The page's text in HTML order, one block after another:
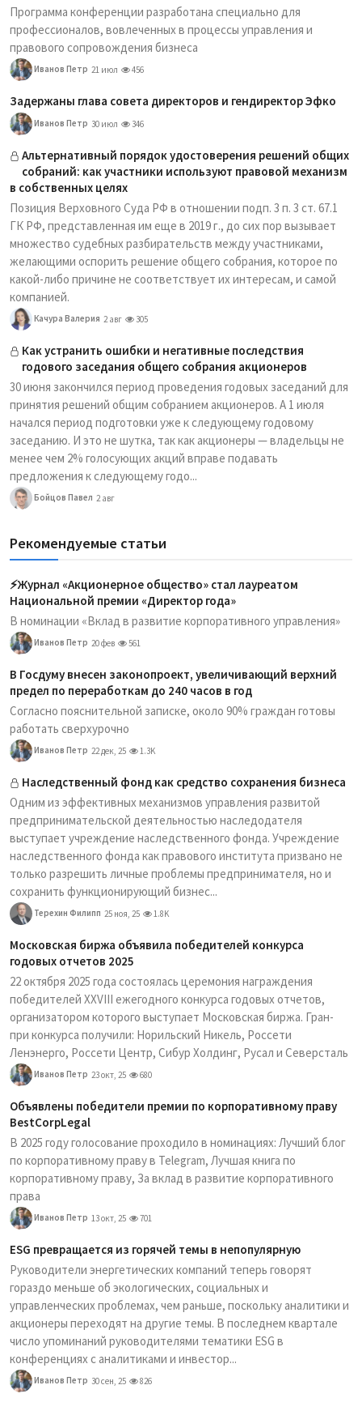
Программа конференции разработана специально для
профессионалов, вовлеченных в процессы управления и
правового сопровождения бизнеса
Иванов Петр 21 июл 456
Задержаны глава совета директоров и гендиректор Эфко
Иванов Петр 30 июл 346
Альтернативный порядок удостоверения решений общих
собраний: как участники используют правовой механизм
в собственных целях
Позиция Верховного Суда РФ в отношении подп. 3 п. 3 ст. 67.1
ГК РФ, представленная им еще в 2019 г., до сих пор вызывает
множество судебных разбирательств между участниками,
желающими оспорить решение общего собрания, которое по
какой-либо причине не соответствует их интересам, и самой
компанией.
Качура Валерия 2 авг 305
Как устранить ошибки и негативные последствия
годового заседания общего собрания акционеров
30 июня закончился период проведения годовых заседаний для
принятия решений общим собранием акционеров. А 1 июля
начался период подготовки уже к следующему годовому
заседанию. И это не шутка, так как акционеры — владельцы не
менее чем 2% голосующих акций вправе подавать
предложения к следующему годо...
Бойцов Павел 2 авг
Рекомендуемые статьи
⚡️Журнал «Акционерное общество» стал лауреатом
Национальной премии «Директор года»
В номинации «Вклад в развитие корпоративного управления»
Иванов Петр 20 фев 561
В Госдуму внесен законопроект, увеличивающий верхний
предел по переработкам до 240 часов в год
Согласно пояснительной записке, около 90% граждан готовы
работать сверхурочно
Иванов Петр 22 дек, 25 1.3K
Наследственный фонд как средство сохранения бизнеса
Одним из эффективных механизмов управления развитой
предпринимательской деятельностью наследодателя
выступает учреждение наследственного фонда. Учреждение
наследственного фонда как правового института призвано не
только разрешить личные проблемы предпринимателя, но и
сохранить функционирующий бизнес...
Терехин Филипп 25 ноя, 25 1.8K
Московская биржа объявила победителей конкурса
годовых отчетов 2025
22 октября 2025 года состоялась церемония награждения
победителей XXVIII ежегодного конкурса годовых отчетов,
организатором которого выступает Московская биржа. Гран-
при конкурса получили: Норильский Никель, Россети
Ленэнерго, Россети Центр, Сибур Холдинг, Русал и Северсталь
Иванов Петр 23 окт, 25 680
Объявлены победители премии по корпоративному праву
BestCorpLegal
В 2025 году голосование проходило в номинациях: Лучший блог
по корпоративному праву в Telegram, Лучшая книга по
корпоративному праву, За вклад в развитие корпоративного
права
Иванов Петр 13 окт, 25 701
ESG превращается из горячей темы в непопулярную
Руководители энергетических компаний теперь говорят
гораздо меньше об экологических, социальных и
управленческих проблемах, чем раньше, поскольку аналитики и
акционеры переходят на другие темы. В последнем квартале
число упоминаний руководителями тематики ESG в
конференциях с аналитиками и инвестор...
Иванов Петр 30 сен, 25 826